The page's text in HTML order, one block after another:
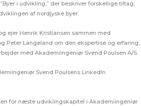
i udvikling,” der beskriver forskellige tiltag,
af nordjyske byer.
ejer Henrik Kristiansen sammen med
Peter Langeland om den ekspertise og erfaring,
med Akademiingeniør Svend Poulsen A/S.
Svend Poulsens LinkedIn.
for næste udviklingskapitel i Akademiingeniør